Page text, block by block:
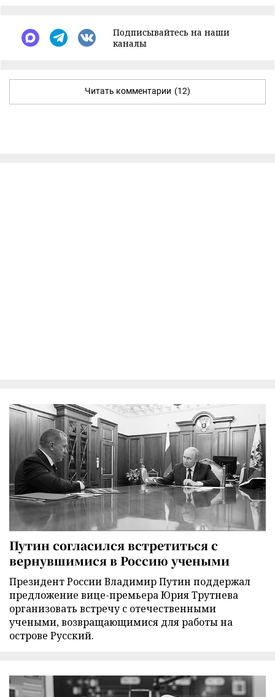
Подписывайтесь на наши
каналы
Читать комментарии (12)
Путин согласился встретиться с
вернувшимися в Россию учеными
Президент России Владимир Путин поддержал
предложение вице-премьера Юрия Трутнева
организовать встречу с отечественными
учеными, возвращающимися для работы на
острове Русский.